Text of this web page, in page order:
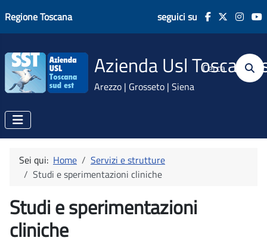
Regione Toscana seguici su
Azienda Usl Toscana
Arezzo | Grosseto | Siena
Cerca
Sei qui: Home
Servizi e strutture
Studi e sperimentazioni cliniche
Studi e sperimentazioni
cliniche